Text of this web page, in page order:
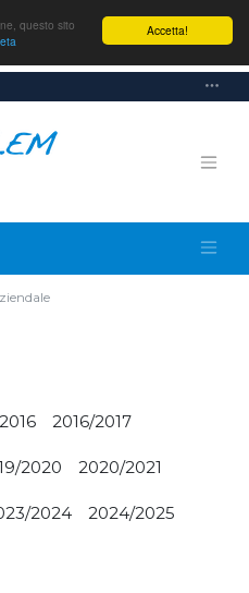
Accetta!
questo sito
2016/2017
2020 2020/2021
2024 2024/2025